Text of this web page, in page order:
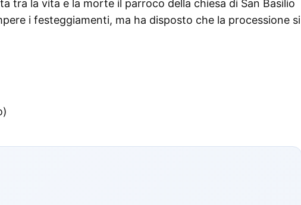
tra la vita e la morte il parroco della chiesa di San Basilio
i festeggiamenti, ma ha disposto che la processione si